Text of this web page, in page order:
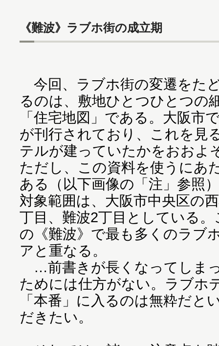
《難波》ラブホ街の成立期
今回、ラブホ街の変遷をた
るのは、敷地ひとつひとつの
「住宅地図」である。大阪市
が刊行されており、これを見
テルが建っていたかをおおよ
ただし、この資料を使うにあ
ある（以下画像の「注」参照
対象範囲は、大阪市中央区の
丁目、難波2丁目としている
の《難波》で最も多くのラブ
アと重なる。
…前書きが長くなってしま
ためには仕方がない。ラブホ
「本番」に入るのは無粋だと
だきたい。